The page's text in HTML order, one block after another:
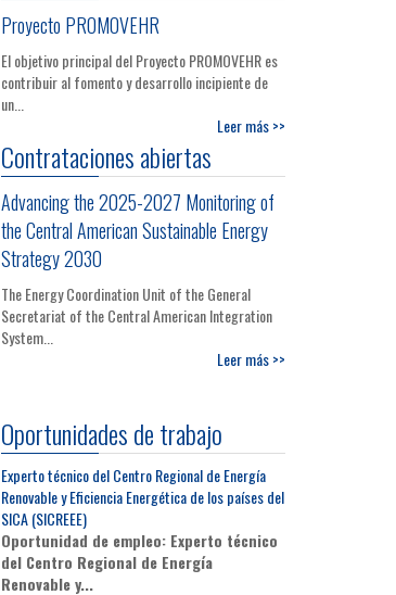
Proyecto PROMOVEHR
El objetivo principal del Proyecto PROMOVEHR es
contribuir al fomento y desarrollo incipiente de
un...
Leer más >>
Contrataciones abiertas
Advancing the 2025-2027 Monitoring of
the Central American Sustainable Energy
Strategy 2030
The Energy Coordination Unit of the General
Secretariat of the Central American Integration
System...
Leer más >>
Oportunidades de trabajo
Experto técnico del Centro Regional de Energía
Renovable y Eficiencia Energética de los países del
SICA (SICREEE)
Oportunidad de empleo: Experto técnico
del Centro Regional de Energía
Renovable y...